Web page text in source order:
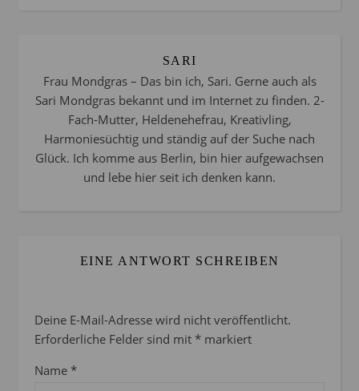
SARI
Frau Mondgras – Das bin ich, Sari. Gerne auch als
Sari Mondgras bekannt und im Internet zu finden. 2-
Fach-Mutter, Heldenehefrau, Kreativling,
Harmoniesüchtig und ständig auf der Suche nach
Glück. Ich komme aus Berlin, bin hier aufgewachsen
und lebe hier seit ich denken kann.
EINE ANTWORT SCHREIBEN
Deine E-Mail-Adresse wird nicht veröffentlicht.
Erforderliche Felder sind mit * markiert
Name *